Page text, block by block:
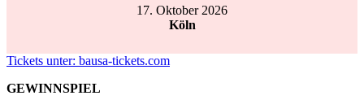
17. Oktober 2026
Köln
Tickets unter: bausa-tickets.com
GEWINNSPIEL